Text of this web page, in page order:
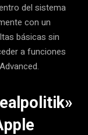
del sistema
con un
básicas sin
a funciones